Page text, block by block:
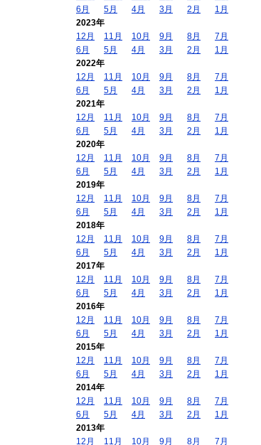
6月
5月 4月 3月 2月
1月
2023年
12月
11月 10月 9月 8月
7月
6月
5月 4月 3月 2月
1月
2022年
12月
11月 10月 9月 8月
7月
6月
5月 4月 3月 2月
1月
2021年
12月
11月 10月 9月 8月
7月
6月
5月 4月 3月 2月
1月
2020年
12月
11月 10月 9月 8月
7月
6月
5月 4月 3月 2月
1月
2019年
12月
11月 10月 9月 8月
7月
6月
5月 4月 3月 2月
1月
2018年
12月
11月 10月 9月 8月
7月
6月
5月 4月 3月 2月
1月
2017年
12月
11月 10月 9月 8月
7月
6月
5月 4月 3月 2月
1月
2016年
12月
11月 10月 9月 8月
7月
6月
5月 4月 3月 2月
1月
2015年
12月
11月 10月 9月 8月
7月
6月
5月 4月 3月 2月
1月
2014年
12月
11月 10月 9月 8月
7月
6月
5月 4月 3月 2月
1月
2013年
12月
11月 10月 9月 8月 7月